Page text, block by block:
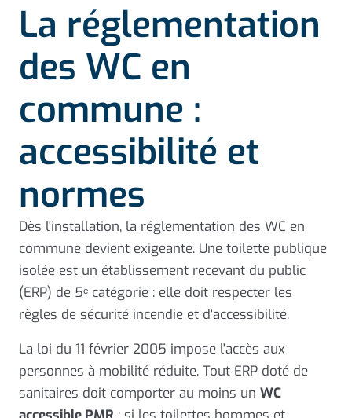
La réglementation
des WC en
commune :
accessibilité et
normes
Dès l'installation, la réglementation des WC en
commune devient exigeante. Une toilette publique
isolée est un établissement recevant du public
(ERP) de 5ᵉ catégorie : elle doit respecter les
règles de sécurité incendie et d'accessibilité.
La loi du 11 février 2005 impose l'accès aux
personnes à mobilité réduite. Tout ERP doté de
sanitaires doit comporter au moins un WC